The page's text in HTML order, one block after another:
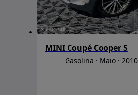
MINI Coupé Cooper S
Gasolina Maio 2010